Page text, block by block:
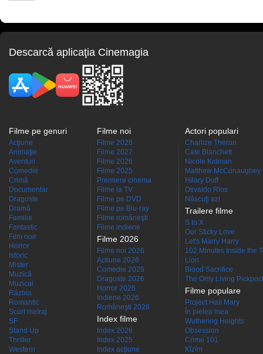
Descarcă aplicaţia Cinemagia
Filme pe genuri
Acţiune
Animaţie
Aventuri
Comedie
Crimă
Documentar
Dragoste
Dramă
Familie
Fantastic
Film noir
Horror
Istoric
Mister
Muzică
Muzical
Război
Romantic
Scurt metraj
SF
Stand Up
Thriller
Western
Filme noi
Filme 2028
Filme 2027
Filme 2026
Filme 2025
Premiere cinema
Filme la TV
Filme pe DVD
Filme pe Blu-ray
Filme româneşti
Filme indiene
Filme 2026
Filme noi 2026
Actiune 2026
Comedie 2026
Dragoste 2026
Horror 2026
Indiene 2026
Româneşti 2026
Index filme
Index 2026
Index 2025
Index acţiune
Actori populari
Charlize Theron
Cate Blanchett
Nicole Kidman
Matthew McConaughey
Hilary Duff
Osvaldo Ríos
Născuţi azi
Trailere filme
S to X
Our Sticky Love
Let's Marry Harry
102 Minutes Inside the
Lion
Blood Sacrifice
The Only Living
Filme populare
Project Hail Mary
În pielea mea
Wuthering Heights
Obsession
Crime 101
Kîzîm